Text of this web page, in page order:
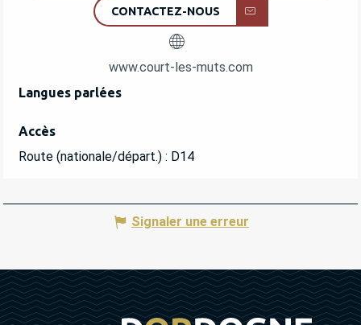
CONTACTEZ-NOUS
www.court-les-muts.com
Langues parlées
Langues parlées
Accès
Accès
Route (nationale/départ.) : D14
Signaler une erreur